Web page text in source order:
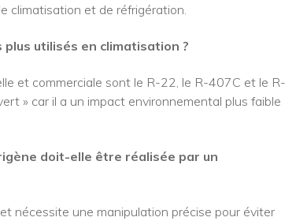
climatisation et de réfrigération.
utilisés en climatisation ?
et commerciale sont le R-22, le R-407C et le R-
» car il a un impact environnemental plus faible
doit-elle être réalisée par un
nécessite une manipulation précise pour éviter